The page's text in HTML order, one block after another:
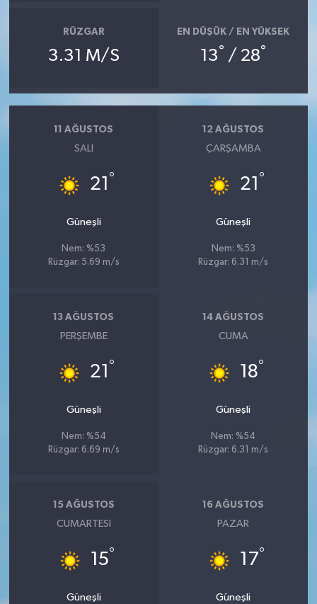
RÜZGAR
3.31 M/S
EN DÜŞÜK / EN YÜKSEK
13° / 28°
11 AĞUSTOS
SALI
21 °
Güneşli
Nem: %53
Rüzgar: 5.69 m/s
12 AĞUSTOS
ÇARŞAMBA
21 °
Güneşli
Nem: %53
Rüzgar: 6.31 m/s
13 AĞUSTOS
PERŞEMBE
21 °
Güneşli
Nem: %54
Rüzgar: 6.69 m/s
14 AĞUSTOS
CUMA
18°
Güneşli
Nem: %54
Rüzgar: 6.31 m/s
15 AĞUSTOS
CUMARTESI
15°
Güneşli
16 AĞUSTOS
PAZAR
17°
Güneşli